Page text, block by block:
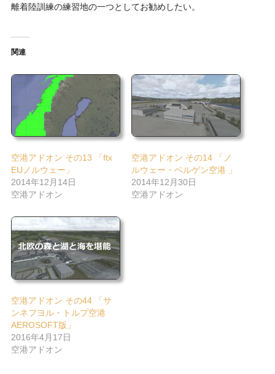
離着陸訓練の練習地の一つとしてお勧めしたい。
関連
空港アドオン その13 「ftx
EUノルウェー」
2014年12月14日
空港アドオン
空港アドオン その14 「ノ
ルウェー・ベルゲン空港 」
2014年12月30日
空港アドオン
空港アドオン その44 「サ
ンネフヨル・トルプ空港
AEROSOFT版」
2016年4月17日
空港アドオン